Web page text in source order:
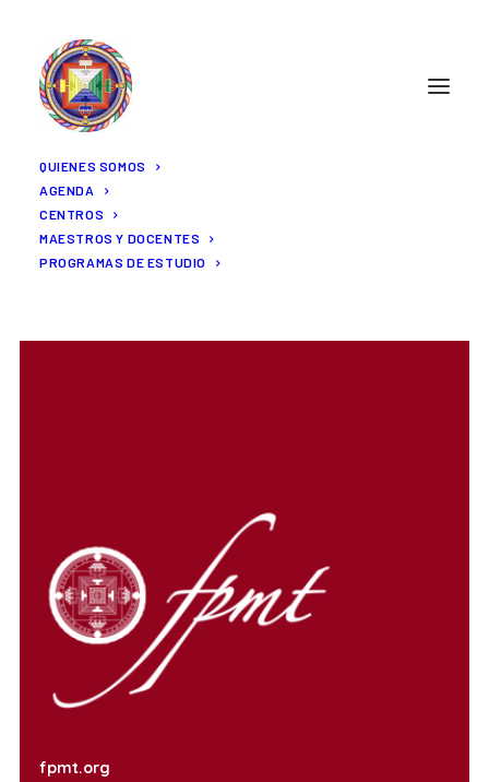
QUIENES SOMOS
AGENDA
CENTROS
MAESTROS Y DOCENTES
PROGRAMAS DE ESTUDIO
fpmt.org